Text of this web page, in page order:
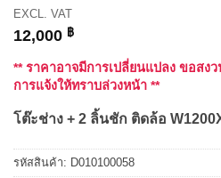
EXCL. VAT
12,000 ฿
** ราคาอาจมีการเปลี่ยนแปลง ขอสง
การแจ้งให้ทราบล่วงหน้า **
โต๊ะช่าง + 2 ลิ้นชัก ติดล้อ
รหัสสินค้า: D010100058